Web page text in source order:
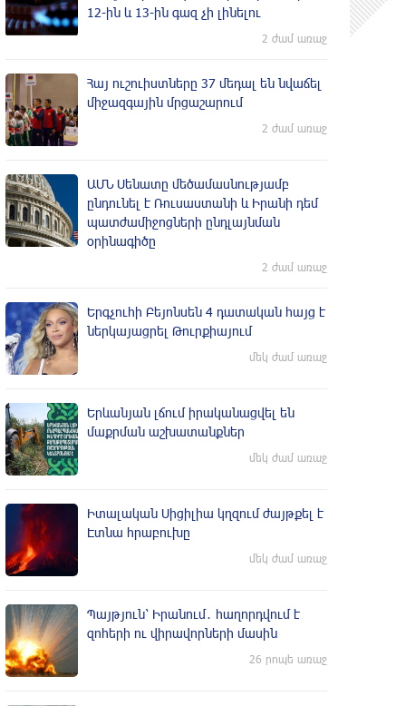
12-ին և 13-ին գազ չի լինելու
2 ժամ առաջ
Հայ ուշուիստները 37 մեդալ են նվաճել
միջազգային մրցաշարում
2 ժամ առաջ
ԱՄՆ Սենատը մեծամասնությամբ
ընդունել է Ռուսաստանի և Իրանի դեմ
պատժամիջոցների ընդլայնման
օրինագիծը
2 ժամ առաջ
Երգչուհի Բեյոնսեն ​​4 դատական հայց է
ներկայացրել Թուրքիայում
մեկ ժամ առաջ
Երևանյան լճում իրականացվել են
մաքրման աշխատանքներ
մեկ ժամ առաջ
Իտալական Սիցիլիա կղզում ժայթքել է
Էտնա հրաբուխը
մեկ ժամ առաջ
Պայթյուն՝ Իրանում․ հաղորդվում է
զոհերի ու վիրավորների մասին
26 րոպե առաջ